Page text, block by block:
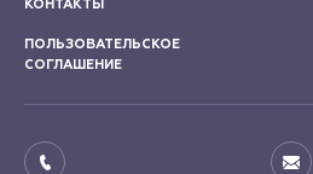
КОНТАКТЫ
ПОЛЬЗОВАТЕЛЬСКОЕ
СОГЛАШЕНИЕ